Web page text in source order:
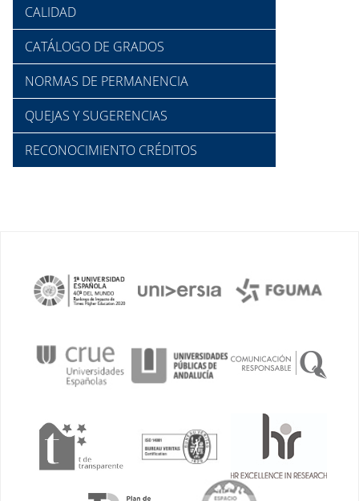
CALIDAD
CATÁLOGO DE GRADOS
NORMAS DE PERMANENCIA
QUEJAS Y SUGERENCIAS
RECONOCIMIENTO CRÉDITOS